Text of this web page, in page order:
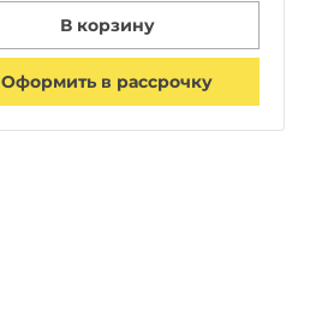
В корзину
Оформить в рассрочку